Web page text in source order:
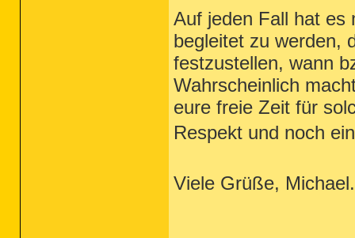
Auf jeden Fall hat es
begleitet zu werden,
festzustellen, wann
Wahrscheinlich
eure freie Zeit für
Respekt und noch
Viele Grüße, Michael.